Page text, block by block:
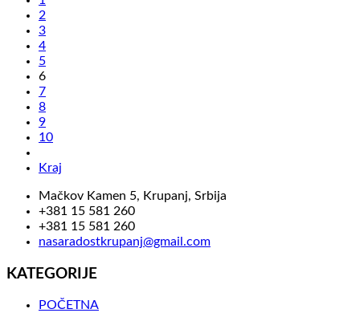
2
3
4
5
6
7
8
9
10
Kraj
Mačkov Kamen 5, Krupanj, Srbija
+381 15 581 260
+381 15 581 260
nasaradostkrupanj@gmail.com
KATEGORIJE
POČETNA